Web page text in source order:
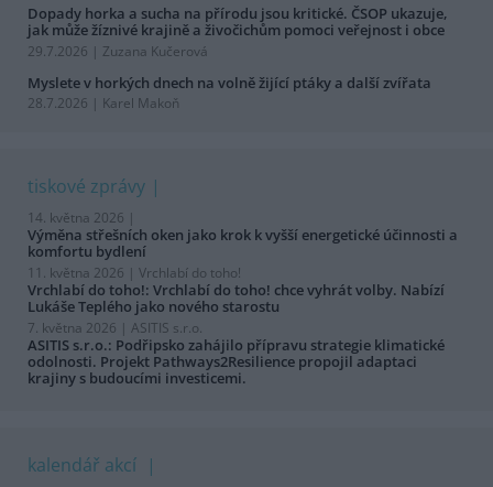
Dopady horka a sucha na přírodu jsou kritické. ČSOP ukazuje,
jak může žíznivé krajině a živočichům pomoci veřejnost i obce
29.7.2026 | Zuzana Kučerová
Myslete v horkých dnech na volně žijící ptáky a další zvířata
28.7.2026 | Karel Makoň
tiskové zprávy
14. května 2026 |
Výměna střešních oken jako krok k vyšší energetické účinnosti a
komfortu bydlení
11. května 2026 | Vrchlabí do toho!
Vrchlabí do toho!: Vrchlabí do toho! chce vyhrát volby. Nabízí
Lukáše Teplého jako nového starostu
7. května 2026 | ASITIS s.r.o.
ASITIS s.r.o.: Podřipsko zahájilo přípravu strategie klimatické
odolnosti. Projekt Pathways2Resilience propojil adaptaci
krajiny s budoucími investicemi.
kalendář akcí